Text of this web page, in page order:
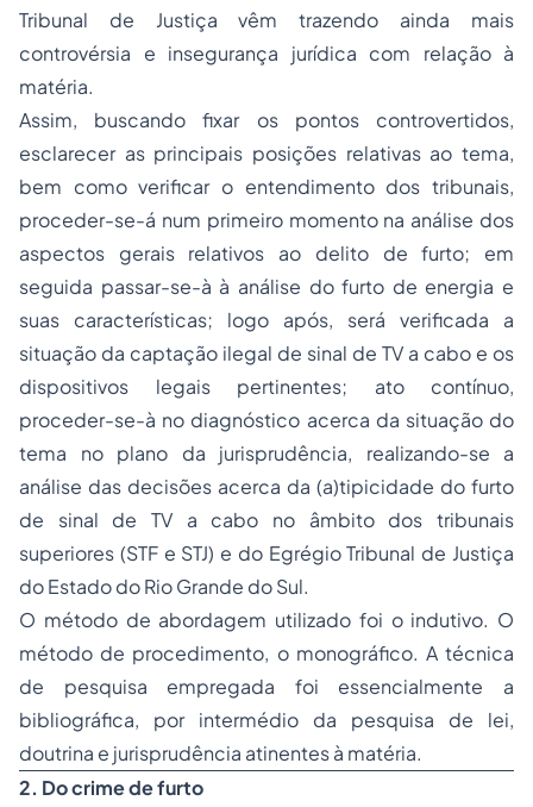
Tribunal de Justiça vêm trazendo ainda mais
controvérsia e insegurança jurídica com relação à
matéria.
Assim, buscando fixar os pontos controvertidos,
esclarecer as principais posições relativas ao tema,
bem como verificar o entendimento dos tribunais,
proceder-se-á num primeiro momento na análise dos
aspectos gerais relativos ao delito de furto; em
seguida passar-se-à à análise do furto de energia e
suas características; logo após, será verificada a
situação da captação ilegal de sinal de TV a cabo e os
dispositivos legais pertinentes; ato contínuo,
proceder-se-à no diagnóstico acerca da situação do
tema no plano da jurisprudência, realizando-se a
análise das decisões acerca da (a)tipicidade do furto
de sinal de TV a cabo no âmbito dos tribunais
superiores (STF e STJ) e do Egrégio Tribunal de Justiça
do Estado do Rio Grande do Sul.
O método de abordagem utilizado foi o indutivo. O
método de procedimento, o monográfico. A técnica
de pesquisa empregada foi essencialmente a
bibliográfica, por intermédio da pesquisa de lei,
doutrina e jurisprudência atinentes à matéria.
2. Do crime de furto